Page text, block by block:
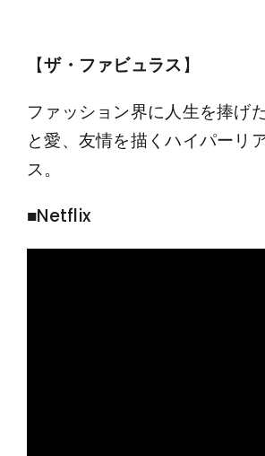
【ザ・ファビュラス】
ファッション界に人生を捧げ
と愛、友情を描くハイパーリ
ス。
■Netflix